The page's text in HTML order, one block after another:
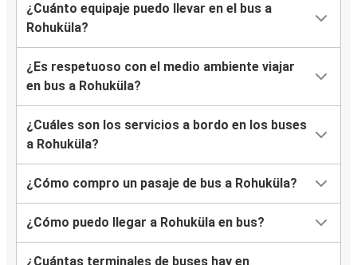
¿Cuánto equipaje puedo llevar en el bus a
Rohuküla?
¿Es respetuoso con el medio ambiente viajar
en bus a Rohuküla?
¿Cuáles son los servicios a bordo en los buses
a Rohuküla?
¿Cómo compro un pasaje de bus a Rohuküla?
¿Cómo puedo llegar a Rohuküla en bus?
¿Cuántas terminales de buses hay en